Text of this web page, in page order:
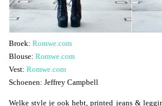
Broek: Romwe.com
Blouse: Romwe.com
Vest: Romwe.com
Schoenen: Jeffrey Campbell
Welke style je ook hebt, printed jeans &